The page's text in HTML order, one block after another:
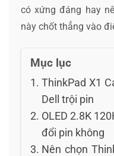
có xứng đáng hay
này chốt thẳng vào
Mục lục
ThinkPad X1
Dell trội pin
OLED 2.8K
đổi pin không
Nên chọn